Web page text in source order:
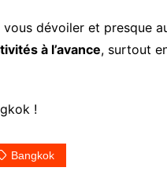
dévoiler et presque
à l’avance, surtout
!
Bangkok